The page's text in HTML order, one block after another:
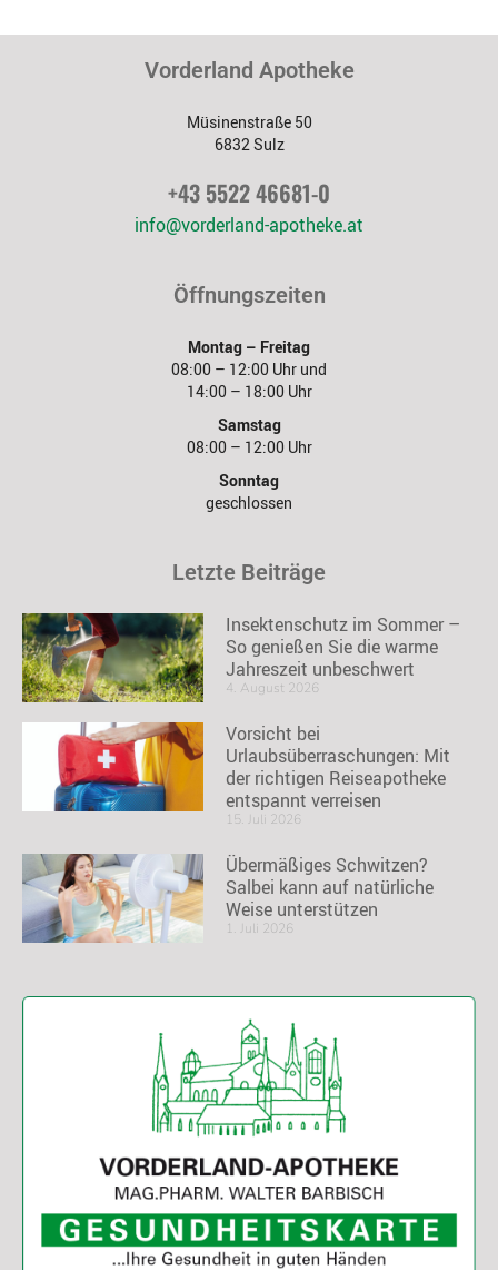
Vorderland Apotheke
Müsinenstraße 50
6832 Sulz
+43 5522 46681-0
info@vorderland-apotheke.at
Öffnungszeiten
Montag – Freitag
08:00 – 12:00 Uhr und
14:00 – 18:00 Uhr
Samstag
08:00 – 12:00 Uhr
Sonntag
geschlossen
Letzte Beiträge
Insektenschutz im Sommer –
So genießen Sie die warme
Jahreszeit unbeschwert
4. August 2026
Vorsicht bei
Urlaubsüberraschungen: Mit
der richtigen Reiseapotheke
entspannt verreisen
15. Juli 2026
Übermäßiges Schwitzen?
Salbei kann auf natürliche
Weise unterstützen
1. Juli 2026